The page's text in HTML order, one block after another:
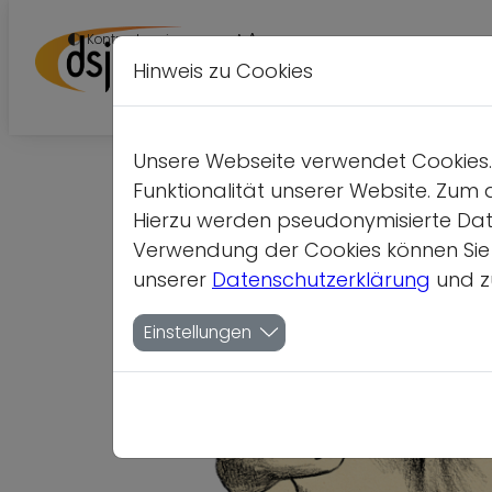
Kontrastversion A A A
Hinweis zu Cookies
Unsere Webseite verwendet
Funktionalität unserer Website.
Hierzu werden pseudonymisierte
Verwendung der Cookies können
unserer Datenschutzerklärung und
Einstellungen